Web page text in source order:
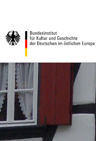
Zurück zur Startseite